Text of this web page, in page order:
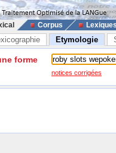
Corpus
Etymologie
forme
notices corrigées